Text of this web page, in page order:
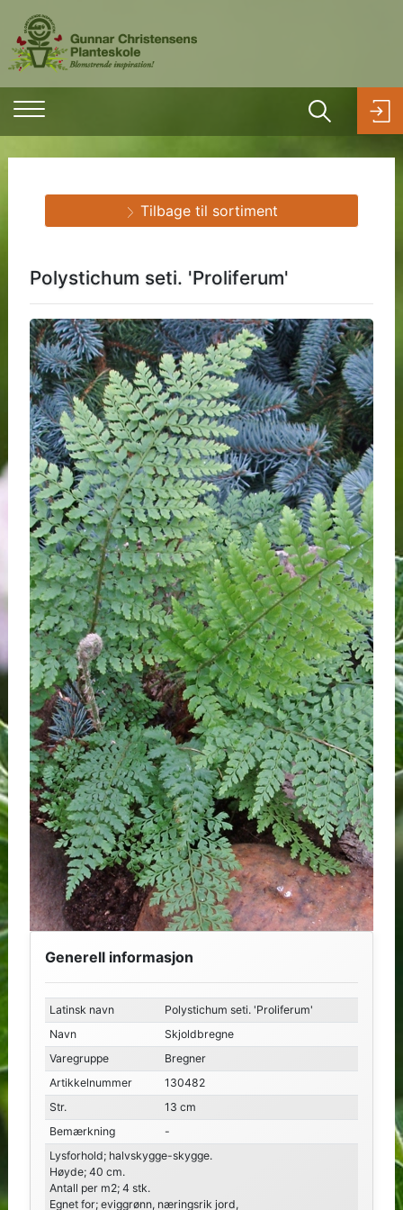
Polystichum seti. 'Proliferum'
Generell informasjon
Latinsk navn
Polystichum seti. 'Proliferum'
Navn
Skjoldbregne
Varegruppe
Bregner
Artikkelnummer
130482
Str.
13 cm
Bemærkning
-
Lysforhold; halvskygge-skygge.
Høyde; 40 cm.
Antall per m2; 4 stk.
Egnet for; eviggrønn, næringsrik jord,
Tilbage til sortiment